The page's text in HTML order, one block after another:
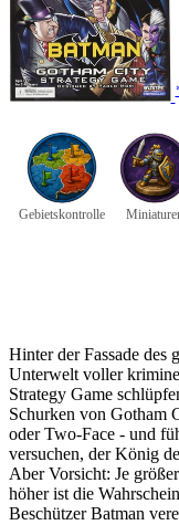
Gebietskontrolle
Hinter der Fassade des
Unterwelt voller
Strategy Game
Schurken von Gotham
oder Two-Face - und
versuchen, der König
Aber Vorsicht: Je
höher ist die
Beschützer Batman